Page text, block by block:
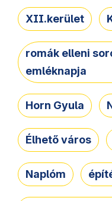
XII.kerület
romák elleni
emléknapja
Horn Gyula
Élhető város
Naplóm